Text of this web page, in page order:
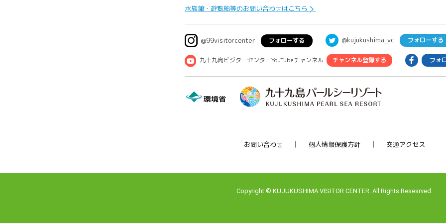
水族館・遊覧船等のお問い合わせはこちら
@99visitorcenter フォローする @kujukushima_vc フォローする
九十九島ビジターセンターYouTubeチャンネル チャンネル登録する フォ
お問い合わせ 個人情報保護方針 交通アクセス
Copyright © KUJUKUSHIMA VISITOR CENTER. All Rights Resesrved.